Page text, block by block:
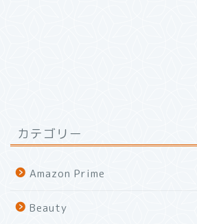
カテゴリー
Amazon Prime
Beauty